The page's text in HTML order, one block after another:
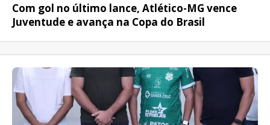
Com gol no último lance, Atlético-MG vence
Juventude e avança na Copa do Brasil